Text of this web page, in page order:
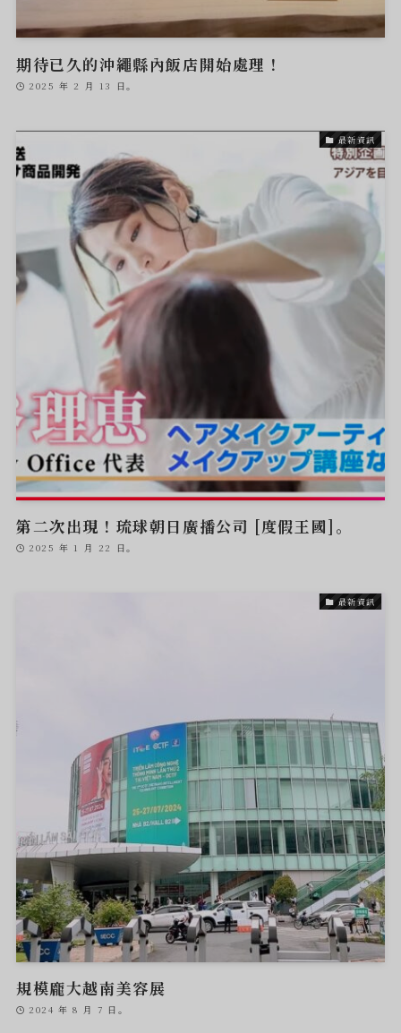
期待已久的沖繩縣內飯店開始處理！
2025 年 2 月 13 日。
最新資訊
第二次出現！琉球朝日廣播公司 [度假王國]。
2025 年 1 月 22 日。
最新資訊
規模龐大越南美容展
2024 年 8 月 7 日。